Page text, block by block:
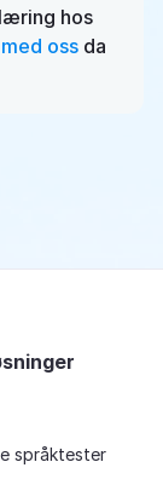
hos
oss da
språktester